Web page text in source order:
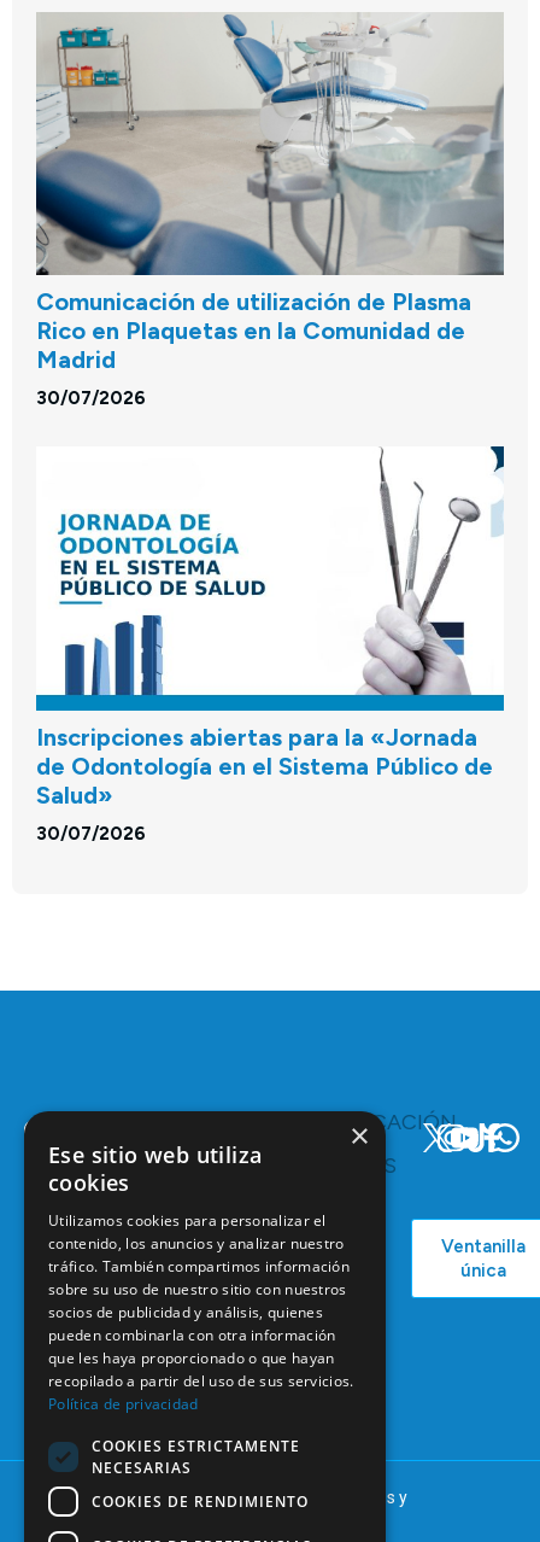
Comunicación de utilización de Plasma
Rico en Plaquetas en la Comunidad de
Madrid
30/07/2026
Inscripciones abiertas para la «Jornada
de Odontología en el Sistema Público de
Salud»
30/07/2026
C/ Mauricio
Legendre,
28046
Madrid
91 561 29 05
informacion@coem.org.es
INTERESA
Servicios y
Bolsa de
Empleo
Formación
Continuada
Tablón de
anuncios
COMUNICACIÓN
RECURSOS
COEM
Podcast
Actualidad
Ventanilla
única
© 2025 – COEM – Colegio Oficial de Odontólogos y
Estomatólogos de la I región
×
Ese sitio web utiliza
cookies
Utilizamos cookies para personalizar el
contenido, los anuncios y analizar nuestro
tráfico. También compartimos información
sobre su uso de nuestro sitio con nuestros
socios de publicidad y análisis, quienes
pueden combinarla con otra información
que les haya proporcionado o que hayan
recopilado a partir del uso de sus servicios.
Política de privacidad
COOKIES ESTRICTAMENTE
NECESARIAS
COOKIES DE RENDIMIENTO